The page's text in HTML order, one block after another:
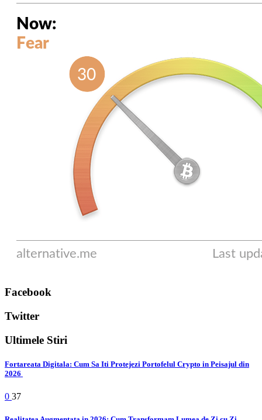
Facebook
Twitter
Ultimele Stiri
Fortareata Digitala: Cum Sa Iti Protejezi Portofelul Crypto in Peisajul din
2026
0 37